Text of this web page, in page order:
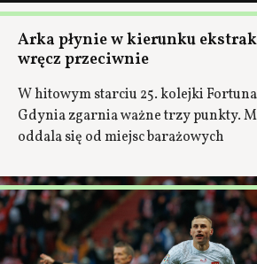
Arka płynie w kierunku
wręcz przeciwnie
W hitowym starciu 25. kolejki
Gdynia zgarnia ważne trzy punkty.
oddala się od miejsc barażowych